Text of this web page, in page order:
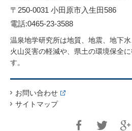
〒250-0031 小田原市入生田586
電話:0465-23-3588
温泉地学研究所は地質、地震、地下
火山災害の軽減や、県土の環境保全
す。
お問い合わせ
サイトマップ